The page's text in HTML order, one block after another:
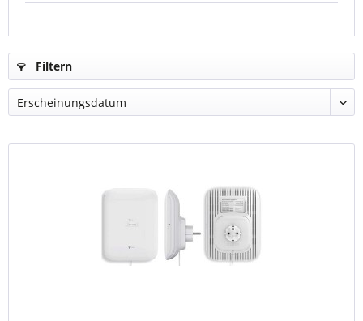
Filtern